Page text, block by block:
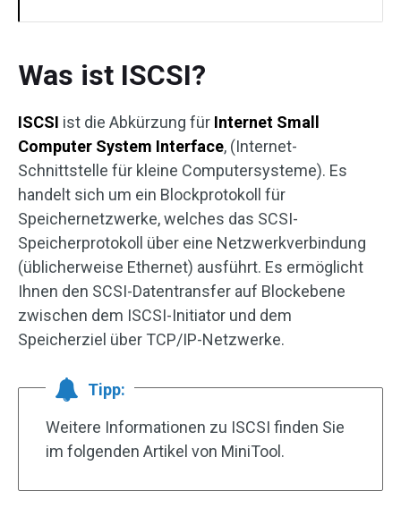
Was ist ISCSI?
ISCSI ist die Abkürzung für Internet Small
Computer System Interface, (Internet-
Schnittstelle für kleine Computersysteme). Es
handelt sich um ein Blockprotokoll für
Speichernetzwerke, welches das SCSI-
Speicherprotokoll über eine Netzwerkverbindung
(üblicherweise Ethernet) ausführt. Es ermöglicht
Ihnen den SCSI-Datentransfer auf Blockebene
zwischen dem ISCSI-Initiator und dem
Speicherziel über TCP/IP-Netzwerke.
Tipp:
Weitere Informationen zu ISCSI finden Sie
im folgenden Artikel von MiniTool.